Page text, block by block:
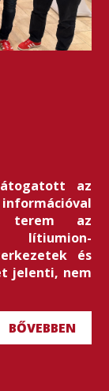
az
az
lítiumion-
és
jelenti, nem
BŐVEBBEN